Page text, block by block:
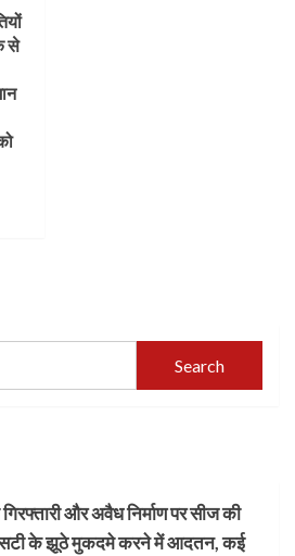
से
Search
और अवैध निर्माण पर सीज की
एसटी के झूठे मुकदमे करने में आदतन, कई